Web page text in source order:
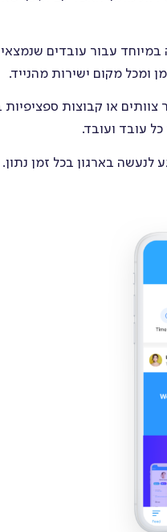
במיוחד עבור עובדים
ומכל מקום ישירות מהנייד.
או קבוצות ספציפיות
עובד ועובד.
לנעשה בארגון בכל זמן נתון.